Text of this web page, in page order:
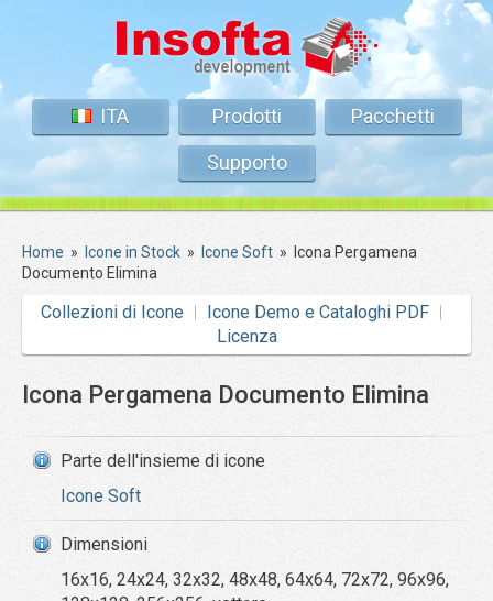
ITA Prodotti
Pacchetti
Supporto
Home » Icone in Stock » Icone Soft »
Icona Pergamena
Documento Elimina
Collezioni di Icone
Icone Demo e Cataloghi PDF
Licenza
Icona Pergamena Documento Elimina
Parte dell'insieme di icone
Icone Soft
Dimensioni
16x16, 24x24, 32x32, 48x48, 64x64, 72x72, 96x96,